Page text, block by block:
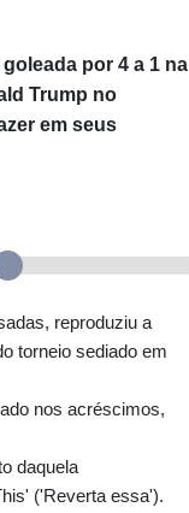
por 4 a 1 na
Trump no
em seus
reproduziu a
torneio sediado em
nos acréscimos,
daquela
('Reverta essa').